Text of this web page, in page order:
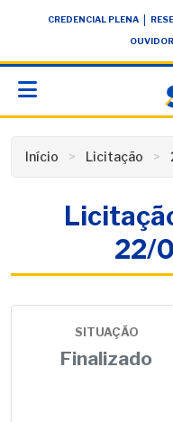
conteúdoCREDENCIAL PLENA
Início Licitação
22/
SITUAÇÃO
Finalizado